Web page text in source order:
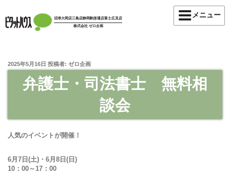
ン
テ
沼津大岡店三島店静岡駒形通店富士広見店
株式会社 ゼロ企画
メニュー
投
2025年5月16日 投稿者: ゼロ企画
弁護士・司法書士 無料相
談会
人気のイベントが開催！
6月7日(土)・6月8日(日)
10：00～17：00